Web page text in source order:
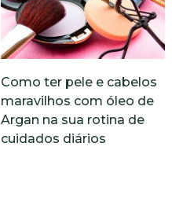
Como ter pele e cabelos
maravilhos com óleo de
Argan na sua rotina de
cuidados diários